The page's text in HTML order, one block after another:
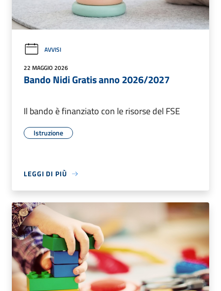
AVVISI
22 MAGGIO 2026
Bando Nidi Gratis anno 2026/2027
Il bando è finanziato con le risorse del FSE
Istruzione
LEGGI DI PIÙ